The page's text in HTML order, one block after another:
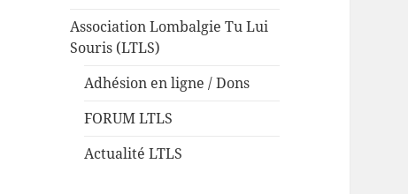
Association Lombalgie Tu Lui
Souris (LTLS)
Adhésion en ligne / Dons
FORUM LTLS
Actualité LTLS